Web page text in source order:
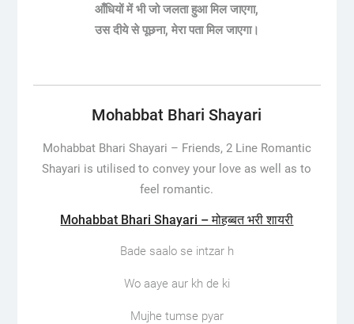
आँधियों में भी जो जलता हुआ मिल जाएगा,
उस दीये से पूछना, मेरा पता मिल जाएगा।
Mohabbat Bhari Shayari
Mohabbat Bhari Shayari – Friends, 2 Line Romantic
Shayari is utilised to convey your love as well as to
feel romantic.
Mohabbat Bhari Shayari – मोहब्बत भरी शायरी
Bade saalo se intzar h
Wo aaye aur kh de ki
Mujhe tumse pyar